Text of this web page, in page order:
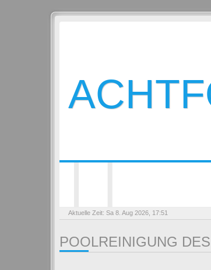
Aktuelle Zeit: Sa 8. Aug 2026, 17:51
POOLREINIGUNG